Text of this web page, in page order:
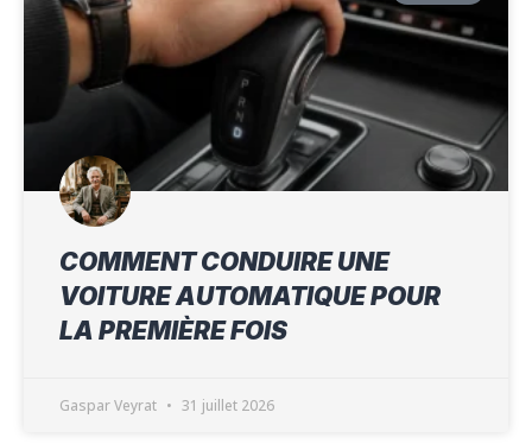
COMMENT CONDUIRE UNE
VOITURE AUTOMATIQUE POUR
LA PREMIÈRE FOIS
Gaspar Veyrat 31 juillet 2026